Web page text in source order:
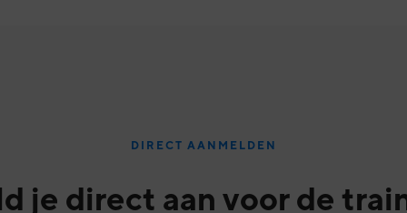
DIRECT AANMELDEN
je direct aan voor de